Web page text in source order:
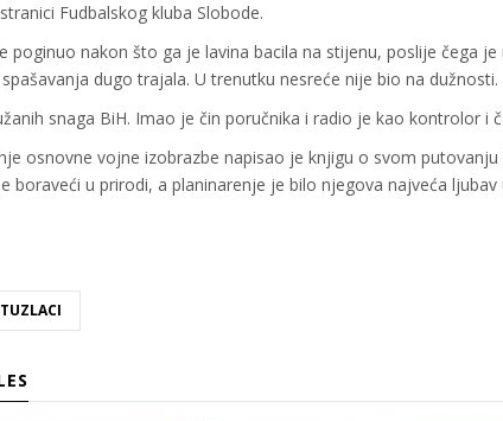
Fudbalskog kluba Slobode.
poginuo nakon što ga je lavina bacila na stijenu, poslije čega
dugo trajala. U trenutku nesreće nije bio na dužnosti.
snaga BiH. Imao je čin poručnika i radio je kao kontrolor i
osnovne vojne izobrazbe napisao je knjigu o svom putovanju
boraveći u prirodi, a planinarenje je bilo njegova najveća ljubav
TUZLACI